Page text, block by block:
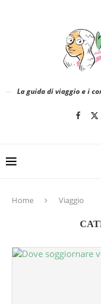
La guida di viaggio e i
Home Viaggio